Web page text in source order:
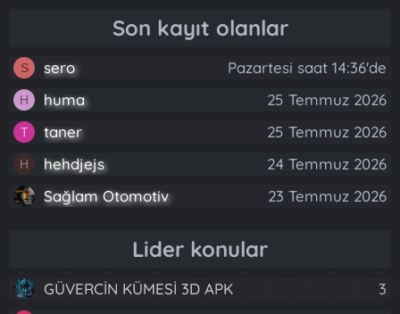
Son kayıt olanlar
S sero Pazartesi saat 14:36'de
H huma 25 Temmuz 2026
T taner 25 Temmuz 2026
H hehdjejs
24 Temmuz 2026
Sağlam Otomotiv
23 Temmuz 2026
Lider konular
GÜVERCİN KÜMESİ 3D APK 3